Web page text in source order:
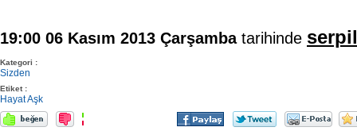
19:00 06 Kasım 2013 Çarşambatarihinde
Kategori :
Sizden
Etiket :
HayatAşk